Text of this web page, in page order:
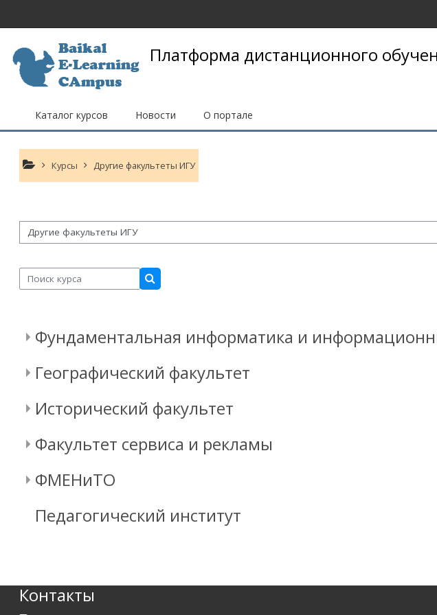
Платформа дистанционного
Каталог курсов Новости О портале
Курсы Другие факультеты ИГУ
курсов
Поиск курса
Поиск курса
Фундаментальная информатика и
Географический факультет
Исторический факультет
Факультет сервиса и рекламы
ФМЕНиТО
Педагогический институт
Контакты